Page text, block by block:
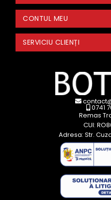
CONTUL MEU
SERVICIU CLIENȚI
0741
Remas
CUI:
Adresa: Str.